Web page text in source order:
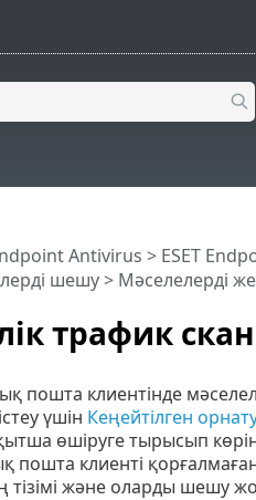
трафик
Antivirus > ESET
шешу> Мәселелерді
пошта клиентінде
үшін Кеңейтілген
өшіруге тырысып
пошта клиенті
тізімі және оларды шешу